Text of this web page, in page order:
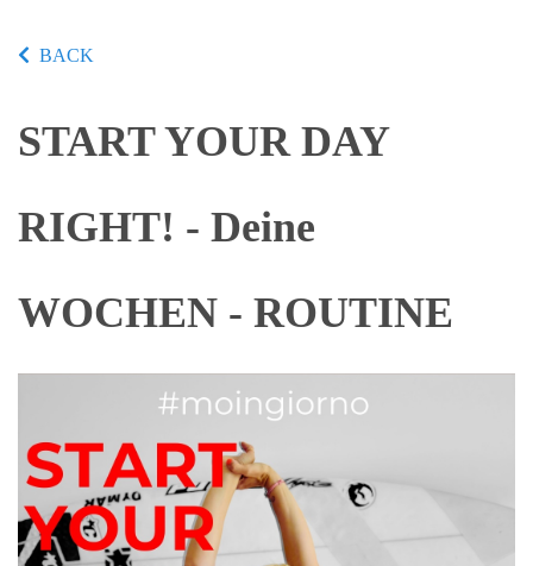
BACK
START YOUR DAY
RIGHT! - Deine
WOCHEN - ROUTINE